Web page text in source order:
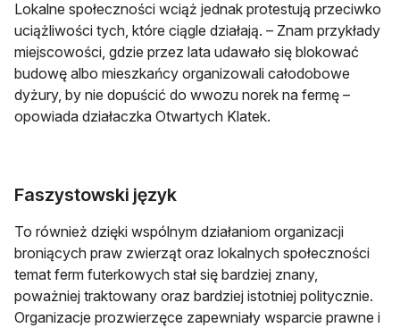
Lokalne społeczności wciąż jednak protestują przeciwko
uciążliwości tych, które ciągle działają. – Znam przykłady
miejscowości, gdzie przez lata udawało się blokować
budowę albo mieszkańcy organizowali całodobowe
dyżury, by nie dopuścić do wwozu norek na fermę –
opowiada działaczka Otwartych Klatek.
Faszystowski język
To również dzięki wspólnym działaniom organizacji
broniących praw zwierząt oraz lokalnych społeczności
temat ferm futerkowych stał się bardziej znany,
poważniej traktowany oraz bardziej istotniej politycznie.
Organizacje prozwierzęce zapewniały wsparcie prawne i